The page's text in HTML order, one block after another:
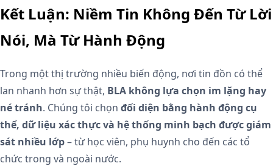
Kết Luận: Niềm Tin Không Đến Từ Lời
Nói, Mà Từ Hành Động
Trong một thị trường nhiều biến động, nơi tin đồn có thể
lan nhanh hơn sự thật, BLA không lựa chọn im lặng hay
né tránh. Chúng tôi chọn đối diện bằng hành động cụ
thể, dữ liệu xác thực và hệ thống minh bạch được giám
sát nhiều lớp– từ học viên, phụ huynh cho đến các tổ
chức trong và ngoài nước.